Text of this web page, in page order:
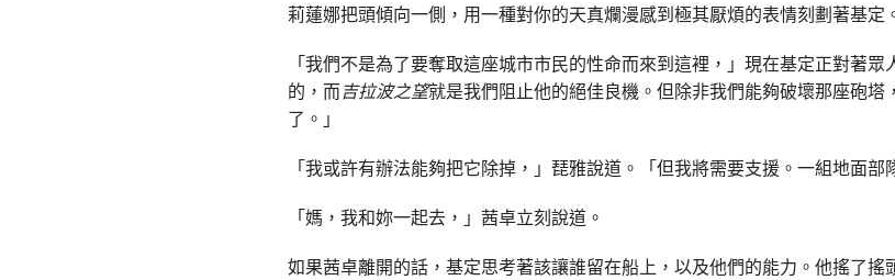
莉蓮娜把頭傾向一側，用一種對你的天真爛漫感到極其厭煩的表情刻劃著基定
「我們不是為了要奪取這座城市市民的性命而來到這裡，」現在基定正對著
的，而吉拉波之望就是我們阻止他的絕佳良機。但除非我們能夠破壞那座砲
了。」
「我或許有辦法能夠把它除掉，」琵雅說道。「但我將需要支援。一組地面部
「媽，我和妳一起去，」茜卓立刻說道。
如果茜卓離開的話，基定思考著該讓誰留在船上，以及他們的能力。他搖了